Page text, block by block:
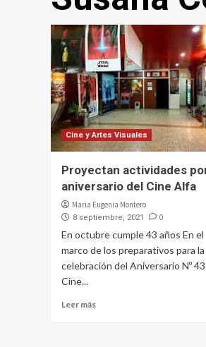
Cine y Artes Visuales
Proyectan actividades
aniversario del Cine Alfa
Maria Eugenia Montero
8 septiembre, 2021 0
En octubre cumple 43 años En el
marco de los preparativos para la
celebración del Aniversario Nº
Cine...
Leer más